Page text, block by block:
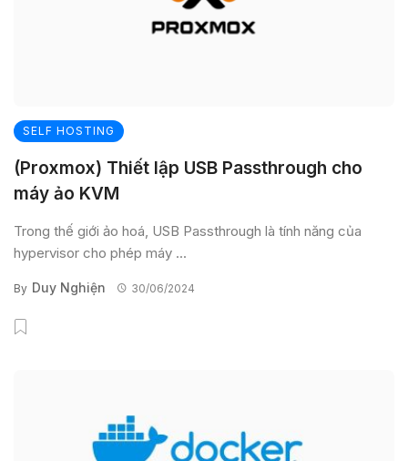
SELF HOSTING
(Proxmox) Thiết lập USB Passthrough cho
máy ảo KVM
Trong thế giới ảo hoá, USB Passthrough là tính năng của
hypervisor cho phép máy ...
By Duy Nghiện 30/06/2024